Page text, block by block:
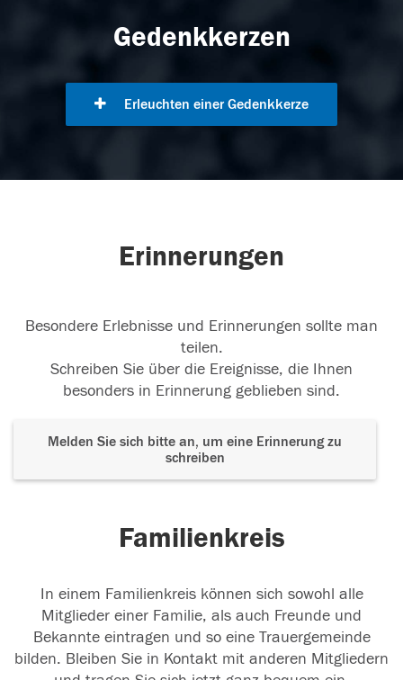
Gedenkkerzen
Erleuchten einer Gedenkkerze
Erinnerungen
Besondere Erlebnisse und Erinnerungen sollte man
teilen.
Schreiben Sie über die Ereignisse, die Ihnen
besonders in Erinnerung geblieben sind.
Melden Sie sich bitte an, um eine Erinnerung zu
schreiben
Familienkreis
In einem Familienkreis können sich sowohl alle
Mitglieder einer Familie, als auch Freunde und
Bekannte eintragen und so eine Trauergemeinde
bilden. Bleiben Sie in Kontakt mit anderen Mitgliedern